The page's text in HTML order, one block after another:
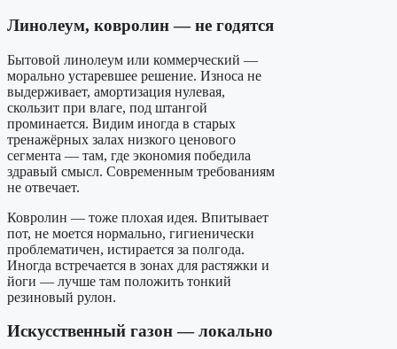
Линолеум, ковролин — не годятся
Бытовой линолеум или коммерческий —
морально устаревшее решение. Износа не
выдерживает, амортизация нулевая,
скользит при влаге, под штангой
проминается. Видим иногда в старых
тренажёрных залах низкого ценового
сегмента — там, где экономия победила
здравый смысл. Современным требованиям
не отвечает.
Ковролин — тоже плохая идея. Впитывает
пот, не моется нормально, гигиенически
проблематичен, истирается за полгода.
Иногда встречается в зонах для растяжки и
йоги — лучше там положить тонкий
резиновый рулон.
Искусственный газон — локально